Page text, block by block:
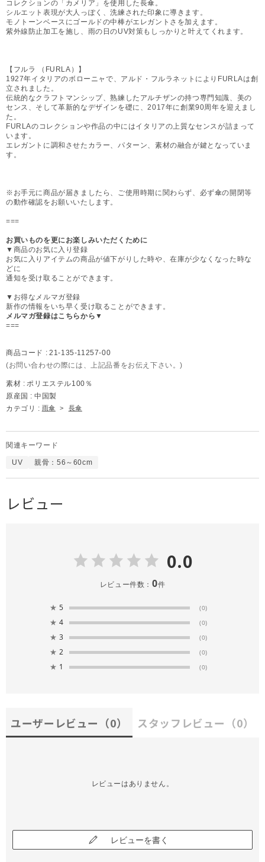
コレクションの「カメリア」を使用した長傘。
シルエット表現が大人っぽく、洗練された印象に導きます。
モノトーンベースにゴールドの中棒がエレガントさを加えます。
紫外線防止加工を施し、雨の日のUV対策もしっかりと叶えてくれます。
【フルラ （FURLA）】
1927年イタリアのボローニャで、アルド・フルラネットによりFURLAは創
立されました。
伝統的なクラフトマンシップ、熟練したアルチザンの持つ専門知識、美の
センス、そして革新的なデザインを礎に、2017年に創業90周年を迎えまし
た。
FURLAのコレクションや作品の中にはイタリアの上質なセンスが詰まって
います。
エレガントに調和させたカラー、パターン、素材の融合が鍵となっていま
す。
※お手元に商品が届きましたら、ご使用時期に関わらず、必ず傘の開閉等
の動作確認をお願いいたします。
===
お買いものを更にお楽しみいただくために
▼商品のお気に入り登録
お気に入りアイテムの商品が値下がりした時や、在庫が少なくなった時な
どに
通知を受け取ることができます。
▼お得なメルマガ登録
新作の情報をいち早く受け取ることができます。
メルマガ登録はこちらから▼
===
商品コード : 21-135-11257-00
(お問い合わせの際には、上記品番をお伝え下さい。)
素材 : ポリエステル100％
原産国 : 中国製
カテゴリ : 雨傘 > 長傘
関連キーワード
UV 親骨：56～60cm
レビュー
0.0
レビュー件数： 0件
★ 5 (0)
★ 4 (0)
★ 3 (0)
★ 2 (0)
★ 1 (0)
ユーザーレビュー （0） スタッフレビュー （0）
レビューはありません。
レビューを書く